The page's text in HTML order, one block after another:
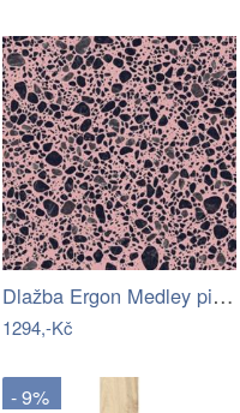
Dlažba Ergon Medley pink 60x60 cm mat…
1294,-Kč
- 9%